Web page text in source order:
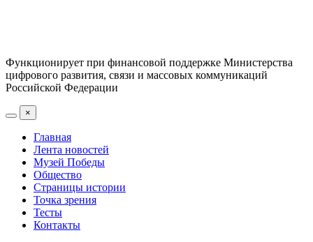
Функционирует при финансовой поддержке Министерства
цифрового развития, связи и массовых коммуникаций
Российской Федерации
×
Главная
Лента новостей
Музей Победы
Общество
Страницы истории
Точка зрения
Тесты
Контакты